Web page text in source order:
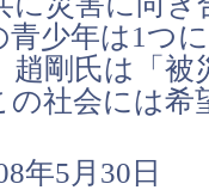
少年は1つ
剛氏は「被
の社会には希
年5月30日